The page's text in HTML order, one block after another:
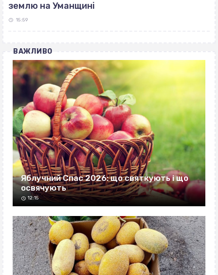
землю на Уманщині
15:59
ВАЖЛИВО
Яблучний Спас 2026: що святкують і що
освячують
12:15